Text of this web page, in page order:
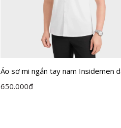
Áo sơ mi ngắn tay nam Insidemen
Perfect Fit ISS301MAH0
650.000đ